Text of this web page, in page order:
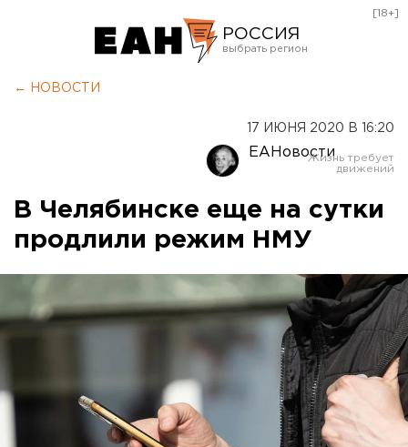
РОССИЯ
Оренбург
[18+]
← НОВОСТИ
17 ИЮНЯ 2020 В 16:20
ЕАНовости
В Челябинске еще на сутки
продлили режим НМУ